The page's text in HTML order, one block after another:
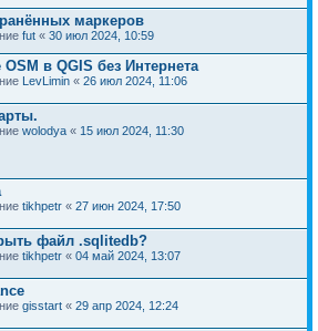
маркеров
fut « 30 июл 2024, 10:59
в QGIS без Интернета
LevLimin « 26 июл 2024, 11:06
wolodya « 15 июл 2024, 11:30
tikhpetr « 27 июн 2024, 17:50
файл .sqlitedb?
tikhpetr « 04 май 2024, 13:07
gisstart « 29 апр 2024, 12:24